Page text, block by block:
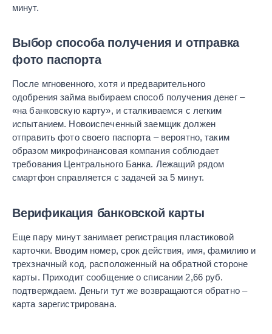
минут.
Выбор способа получения и отправка
фото паспорта
После мгновенного, хотя и предварительного
одобрения займа выбираем способ получения денег –
«на банковскую карту», и сталкиваемся с легким
испытанием. Новоиспеченный заемщик должен
отправить фото своего паспорта – вероятно, таким
образом микрофинансовая компания соблюдает
требования Центрального Банка. Лежащий рядом
смартфон справляется с задачей за 5 минут.
Верификация банковской карты
Еще пару минут занимает регистрация пластиковой
карточки. Вводим номер, срок действия, имя, фамилию и
трехзначный код, расположенный на обратной стороне
карты. Приходит сообщение о списании 2,66 руб.
подтверждаем. Деньги тут же возвращаются обратно –
карта зарегистрирована.